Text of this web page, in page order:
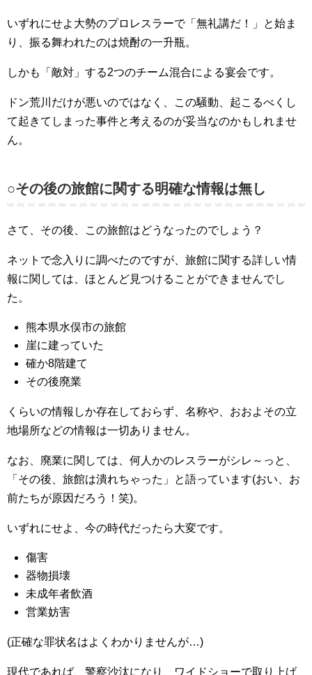
いずれにせよ大勢のプロレスラーで「無礼講だ！」と始ま
り、振る舞われたのは焼酎の一升瓶。
しかも「敵対」する2つのチーム混合による宴会です。
ドン荒川だけが悪いのではなく、この騒動、起こるべくし
て起きてしまった事件と考えるのが妥当なのかもしれませ
ん。
○その後の旅館に関する明確な情報は無し
さて、その後、この旅館はどうなったのでしょう？
ネットで念入りに調べたのですが、旅館に関する詳しい情
報に関しては、ほとんど見つけることができませんでし
た。
熊本県水俣市の旅館
崖に建っていた
確か8階建て
その後廃業
くらいの情報しか存在しておらず、名称や、おおよその立
地場所などの情報は一切ありません。
なお、廃業に関しては、何人かのレスラーがシレ～っと、
「その後、旅館は潰れちゃった」と語っています(おい、お
前たちが原因だろう！笑)。
いずれにせよ、今の時代だったら大変です。
傷害
器物損壊
未成年者飲酒
営業妨害
(正確な罪状名はよくわかりませんが…)
現代であれば、警察沙汰になり、ワイドショーで取り上げ